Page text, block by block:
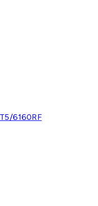
6160RF